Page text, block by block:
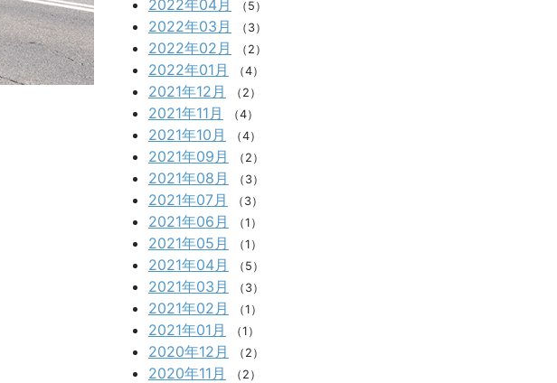
2022年04月 （5）
2022年03月 （3）
2022年02月 （2）
2022年01月 （4）
2021年12月 （2）
2021年11月 （4）
2021年10月 （4）
2021年09月 （2）
2021年08月 （3）
2021年07月 （3）
2021年06月 （1）
2021年05月 （1）
2021年04月 （5）
2021年03月 （3）
2021年02月 （1）
2021年01月 （1）
2020年12月 （2）
2020年11月 （2）